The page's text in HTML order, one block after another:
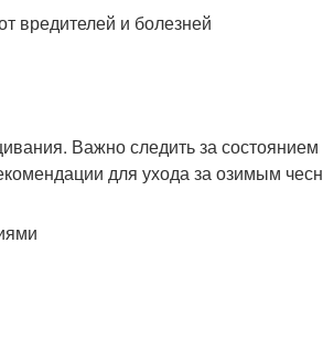
вредителей и болезней
Важно следить за состоянием
для ухода за озимым